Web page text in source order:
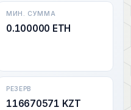
МИН. СУММА
0.100000 ETH
РЕЗЕРВ
116670571 KZT